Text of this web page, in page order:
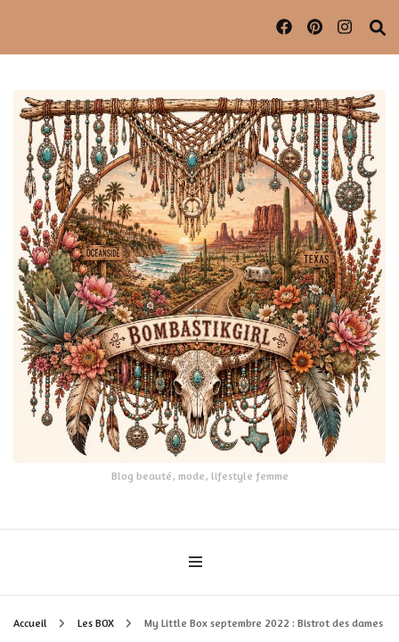
Blog beauté, mode, lifestyle femme
Accueil Les BOX My Little Box septembre 2022 : Bistrot des dames